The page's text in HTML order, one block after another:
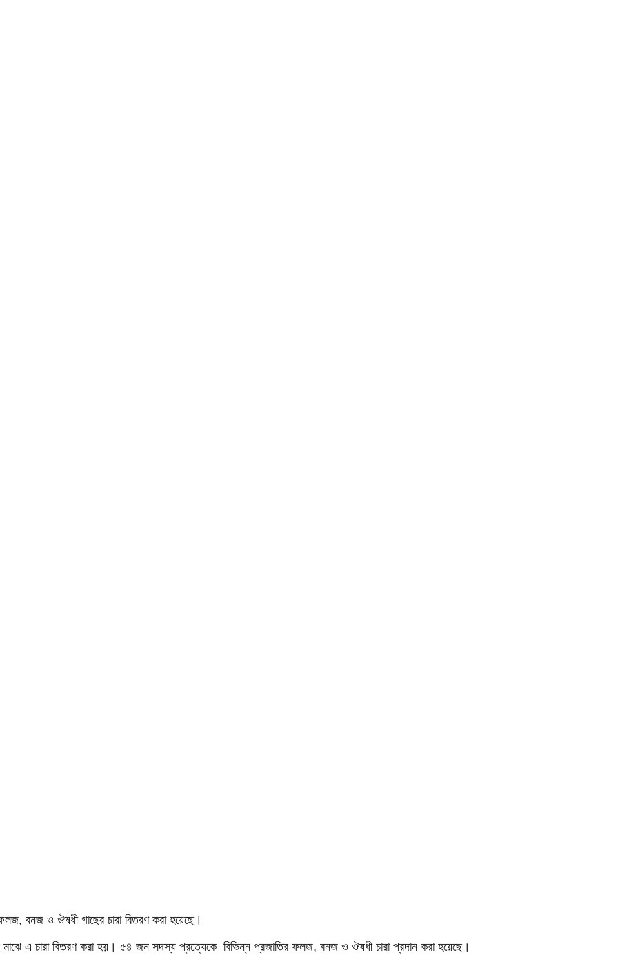
বনজ ও ঔষধী গাছের চারা বিতরণ করা হয়েছে।
এ চারা বিতরণ করা হয়। ৫৪ জন সদস্য প্রত্যেকে বিভিন্ন প্রজাতির ফলজ, বনজ ও ঔষধী চারা প্রদান করা হয়েছে।